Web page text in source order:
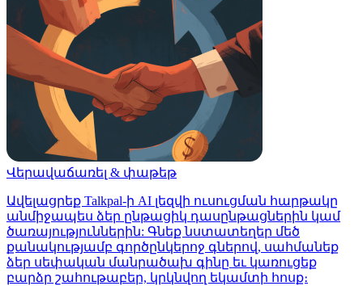
Վերավաճառել & փաթեթ
Ավելացրեք Talkpal-ի AI լեզվի ուսուցման հարթակը
անմիջապես ձեր ընթացիկ դասընթացներին կամ
ծառայություններին: Գնեք նստատեղեր մեծ
քանակությամբ գործընկերոջ գներով, սահմանեք
ձեր սեփական մանրածախ գինը եւ կառուցեք
բարձր շահութաբեր, կրկնվող եկամտի հոսք։